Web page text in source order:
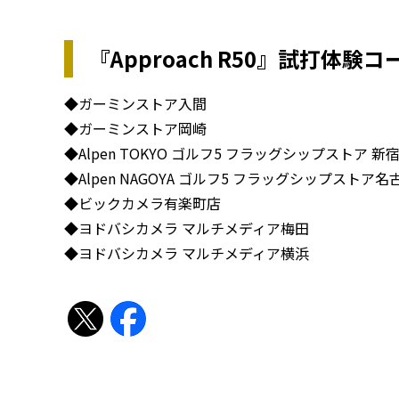
『Approach R50』試打体験コ
◆ガーミンストア入間
◆ガーミンストア岡崎
◆Alpen TOKYO ゴルフ5 フラッグシップストア 新
◆Alpen NAGOYA ゴルフ5 フラッグシップストア名
◆ビックカメラ有楽町店
◆ヨドバシカメラ マルチメディア梅田
◆ヨドバシカメラ マルチメディア横浜